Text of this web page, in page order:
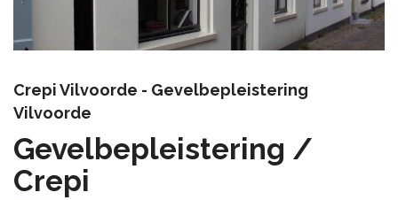
Crepi Vilvoorde - Gevelbepleistering
Vilvoorde
Gevelbepleistering /
Crepi